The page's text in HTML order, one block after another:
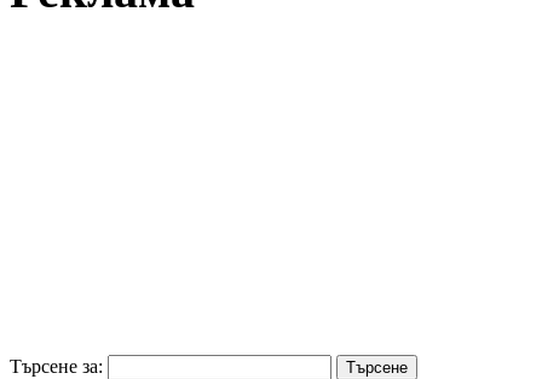
Търсене за: